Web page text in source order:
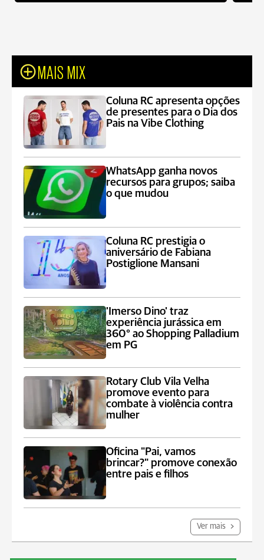
MAIS MIX
Coluna RC apresenta opções
de presentes para o Dia dos
Pais na Vibe Clothing
WhatsApp ganha novos
recursos para grupos; saiba
o que mudou
Coluna RC prestigia o
aniversário de Fabiana
Postiglione Mansani
'Imerso Dino' traz
experiência jurássica em
360° ao Shopping Palladium
em PG
Rotary Club Vila Velha
promove evento para
combate à violência contra
mulher
Oficina "Pai, vamos
brincar?" promove conexão
entre pais e filhos
Ver mais